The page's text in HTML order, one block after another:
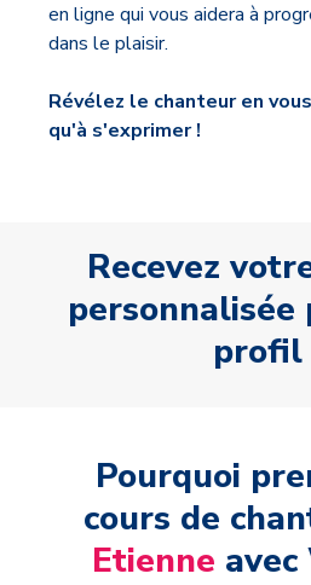
en ligne qui vous aidera à
dans le plaisir.
Révélez le chanteur en
qu'à s'exprimer !
Recevez
profil
Pourquoi
cours de
Etienne